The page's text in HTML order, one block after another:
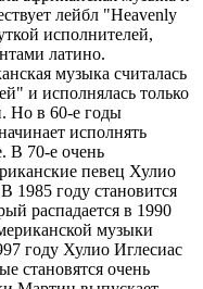
лейбл "Heavenly
исполнителей,
латино.
музыка считалась
и исполнялась только
Но в 60-е годы
исполнять
В 70-е очень
певец Хулио
1985 году становится
распадается в 1990
музыки
году Хулио Иглесиас
становятся очень